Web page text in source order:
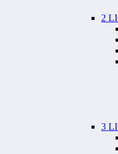
2
3